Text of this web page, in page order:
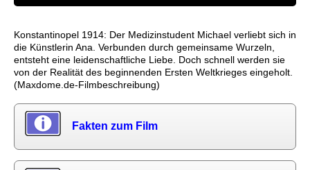
Konstantinopel 1914: Der Medizinstudent Michael verliebt sich in
die Künstlerin Ana. Verbunden durch gemeinsame Wurzeln,
entsteht eine leidenschaftliche Liebe. Doch schnell werden sie
von der Realität des beginnenden Ersten Weltkrieges eingeholt.
(Maxdome.de-Filmbeschreibung)
Fakten zum Film